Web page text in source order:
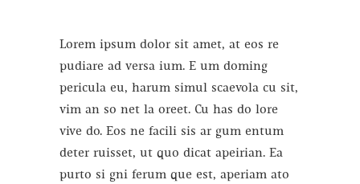
Lorem ipsum dolor sit amet, at eos re
pudiare ad versa ium. E um doming
pericula eu, harum simul scaevola cu sit,
vim an so net la oreet. Cu has do lore
vive do. Eos ne facili sis ar gum entum
deter ruisset, ut quo dicat apeirian. Ea
purto si gni ferum que est, aperiam ato